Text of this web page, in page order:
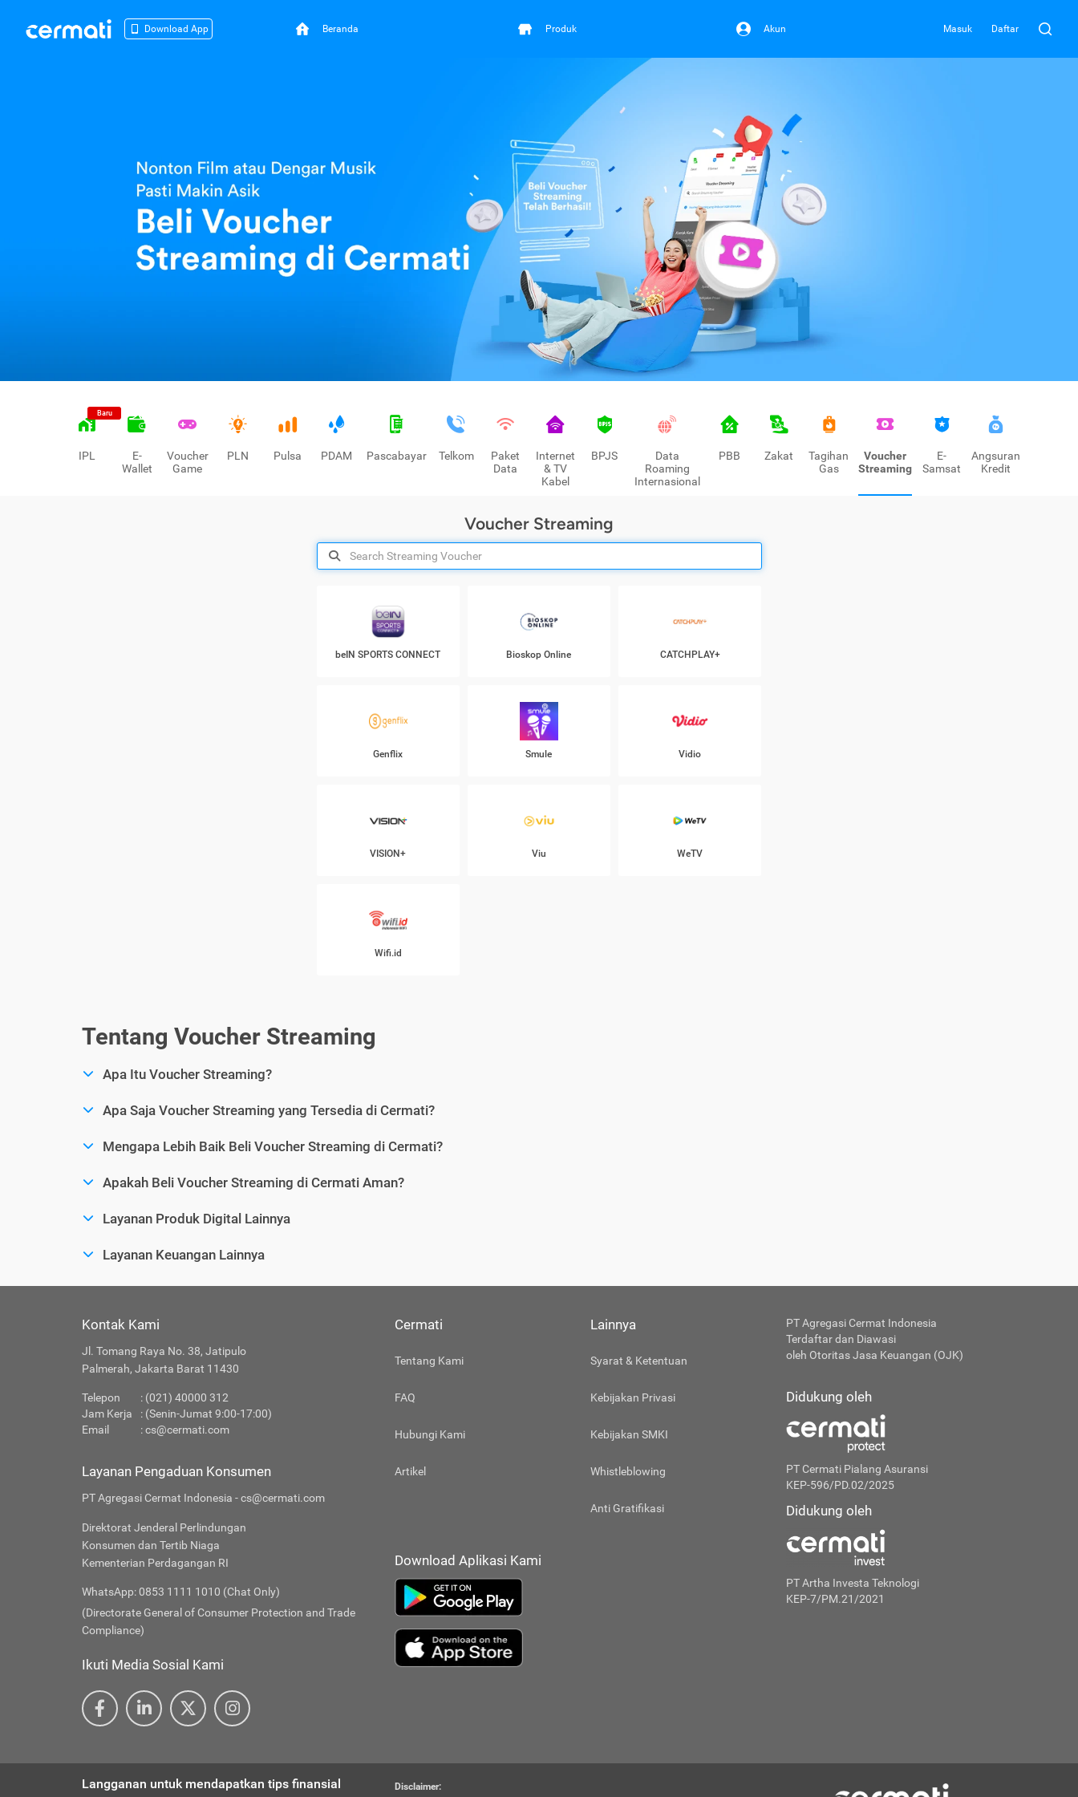
Download App Beranda Produk Akun Masuk Daftar
Baru
IPL
E-
Wallet
Voucher
Game
PLN Pulsa PDAM Pascabayar Telkom
Paket
Data
Internet
& TV
Kabel
BPJS
Data
Roaming
Internasional
PBB Zakat
Tagihan
Gas
Voucher
Streaming
E-
Samsat
Angsuran
Kredit
Voucher Streaming
beIN SPORTS CONNECT Bioskop Online CATCHPLAY+
Genflix Smule Vidio
VISION+ Viu WeTV
Wifi.id
Tentang Voucher Streaming
Apa Itu Voucher Streaming?
Apa Saja Voucher Streaming yang Tersedia di Cermati?
Mengapa Lebih Baik Beli Voucher Streaming di Cermati?
Apakah Beli Voucher Streaming di Cermati Aman?
Layanan Produk Digital Lainnya
Layanan Keuangan Lainnya
Kontak Kami
Jl. Tomang Raya No. 38, Jatipulo
Palmerah, Jakarta Barat 11430
Telepon
: (021) 40000 312
Jam Kerja
: (Senin-Jumat 9:00-17:00)
Email
:cs@cermati.com
Layanan Pengaduan Konsumen
PT Agregasi Cermat Indonesia - cs@cermati.com
Direktorat Jenderal Perlindungan
Konsumen dan Tertib Niaga
Kementerian Perdagangan RI
WhatsApp: 0853 1111 1010 (Chat Only)
(Directorate General of Consumer Protection and Trade
Compliance)
Ikuti Media Sosial Kami
Cermati
Tentang Kami
FAQ
Hubungi Kami
Artikel
Lainnya
Syarat & Ketentuan
Kebijakan Privasi
Kebijakan SMKI
Whistleblowing
Anti Gratifikasi
Download Aplikasi Kami
PT Agregasi Cermat Indonesia
Terdaftar dan Diawasi
oleh Otoritas Jasa Keuangan (OJK)
Didukung oleh
PT Cermati Pialang Asuransi
KEP-596/PD.02/2025
Didukung oleh
PT Artha Investa Teknologi
KEP-7/PM.21/2021
Langganan untuk mendapatkan tips finansial
Disclaimer: